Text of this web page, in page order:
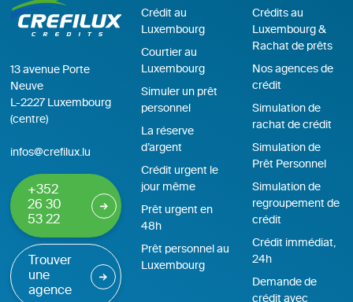
13 avenue Porte
Neuve
L-2227 Luxembourg
(centre)
infos@crefilux.lu
+352
26 30
53 22
Trouver
une
agence
Crédit au
Luxembourg
Courtier au
Luxembourg
Simuler un prêt
personnel
La réserve
d’argent
Crédit urgent le
jour même
Prêt urgent en
48h
Prêt personnel au
Luxembourg
Crédits au
Luxembourg &
Rachat de prêts
Nos agences de
crédit
Simulation de
rachat de crédit
Simulation de
Prêt Personnel
Simulation de
regroupement de
crédit
Crédit immédiat,
24h
Demande de